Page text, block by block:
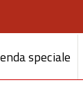
speciale